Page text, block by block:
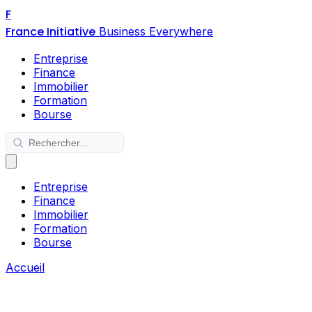
F
France Initiative Business Everywhere
Entreprise
Finance
Immobilier
Formation
Bourse
Entreprise
Finance
Immobilier
Formation
Bourse
Accueil